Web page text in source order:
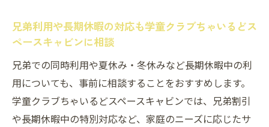
兄弟利用や長期休暇の対応も学童クラブちゃいるどス
ペースキャビンに相談
兄弟での同時利用や夏休み・冬休みなど長期休暇中の利
用についても、事前に相談することをおすすめします。
学童クラブちゃいるどスペースキャビンでは、兄弟割引
や長期休暇中の特別対応など、家庭のニーズに応じたサ